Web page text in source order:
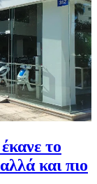
το
και πιο